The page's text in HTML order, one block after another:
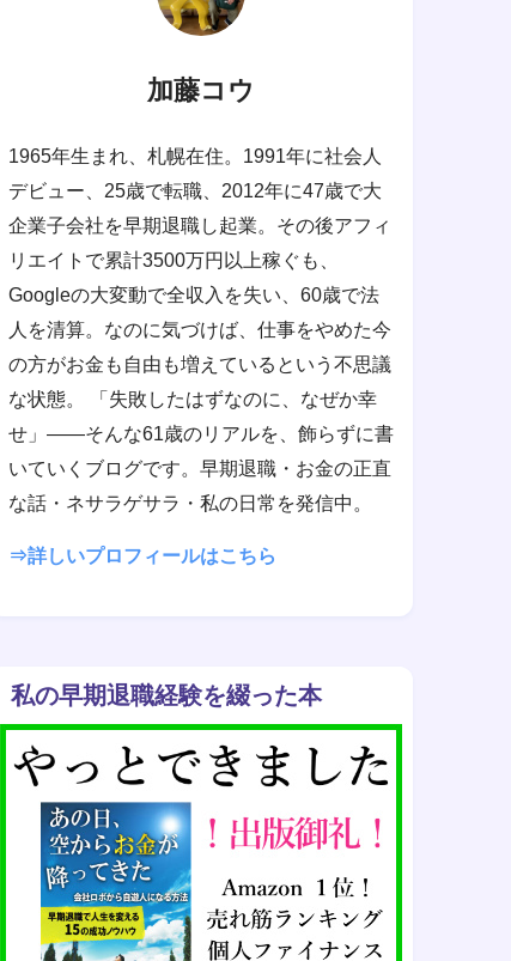
加藤コウ
1965年生まれ、札幌在住。1991年に社会人
デビュー、25歳で転職、2012年に47歳で大
企業子会社を早期退職し起業。その後アフィ
リエイトで累計3500万円以上稼ぐも、
Googleの大変動で全収入を失い、60歳で法
人を清算。なのに気づけば、仕事をやめた今
の方がお金も自由も増えているという不思議
な状態。 「失敗したはずなのに、なぜか幸
せ」——そんな61歳のリアルを、飾らずに書
いていくブログです。早期退職・お金の正直
な話・ネサラゲサラ・私の日常を発信中。
⇒詳しいプロフィールはこちら
私の早期退職経験を綴った本